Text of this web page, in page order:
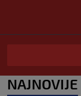
NAJNOVIJE